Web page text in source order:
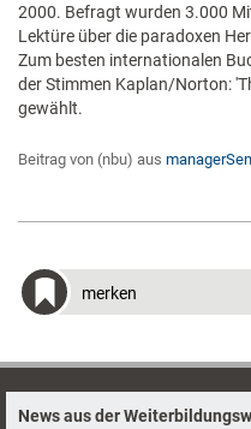
2000. Befragt wurden 3.000
Lektüre über die paradoxen
Zum besten internationalen
der Stimmen Kaplan/Norton:
gewählt.
Beitrag von (nbu) aus
merken
News aus der